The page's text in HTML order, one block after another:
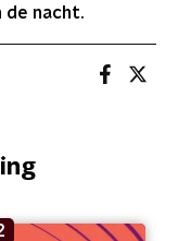
de nacht.